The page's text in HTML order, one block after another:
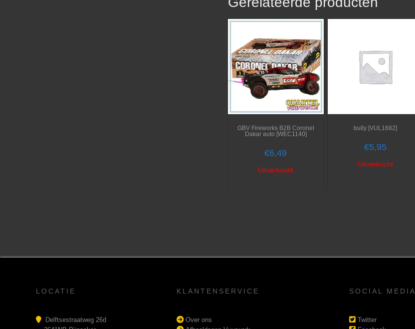
GBV Fireworks B2B Coronel
Dakar auto [WEC1140]
€6,49
Uitverkocht
bully [VUL1682]
€5,95
Uitverkocht
LOCATIE
Delftsestraatweg 26d
KLANTENSERVICE
Over ons
SOCIAL MEDIA
Twitter